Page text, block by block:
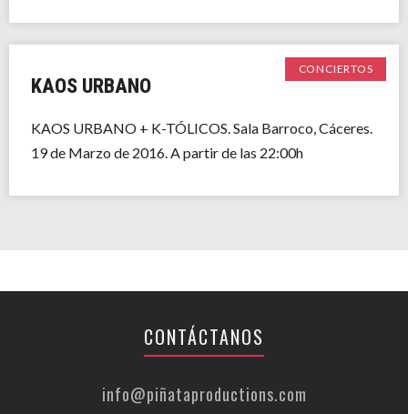
CONCIERTOS
KAOS URBANO
KAOS URBANO + K-TÓLICOS. Sala Barroco, Cáceres.
19 de Marzo de 2016. A partir de las 22:00h
CONTÁCTANOS
info@piñataproductions.com